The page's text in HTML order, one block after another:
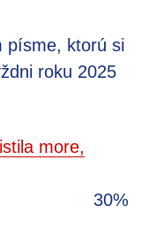
písme, ktorú si
roku 2025
more,
30%